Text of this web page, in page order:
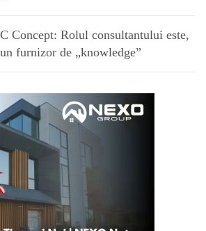
Concept: Rolul consultantului este,
furnizor de „knowledge”